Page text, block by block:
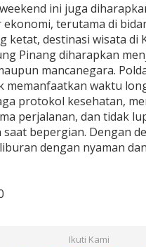
ini juga
terutama di
ketat, destinasi wisata di
Pinang diharapkan
mancanegara.
memanfaatkan waktu
protokol kesehatan,
perjalanan, dan tidak
bepergian. Dengan
dengan nyaman
Ikuti Kami